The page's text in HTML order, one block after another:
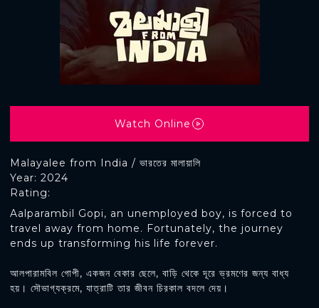
Malayalee from India / ভারতের মালায়ালি
Rating:
Year: 2024
Aalparambil Gopi, an unemployed boy, is forced to
travel away from home. Fortunately, the journey
ends up transforming his life forever.
আলপারামবিল গোপী, একজন বেকার ছেলে, বাড়ি থেকে দূরে ভ্রমণের জন্য বাধ্য
হয়। সৌভাগ্যক্রমে, যাত্রাটি তার জীবন চিরকাল বদলে দেয়।
Watch Online